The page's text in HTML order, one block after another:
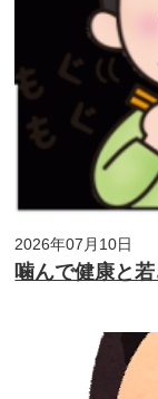
2026年07月10日
噛んで健康と